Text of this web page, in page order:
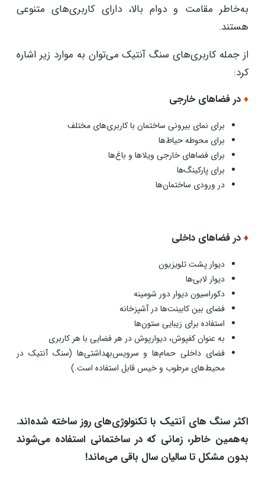
به‌خاطر مقامت و دوام بالا، دارای کاربری‌های متنوعی
هستند.
از جمله کاربری‌های سنگ آنتیک می‌توان به‌ موارد زیر اشاره
کرد:
در فضاهای خارجی
برای نمای بیرونی ساختمان با کاربری‌های مختلف
برای محوطه حیاط‌ها
برای فضاهای خارجی ویلاها و باغ‌ها
برای پارکینگ‌ها
در ورودی ساختمان‌ها
♦در فضاهای داخلی
دیوار پشت تلویزیون
دیوار لابی‌ها
دکوراسیون دیوار دور شومینه‌
فضای بین کابینت‌ها در آشپزخانه
استفاده برای زیبایی ستون‌ها
به عنوان کفپوش، دیوارپوش در هر فضایی با هر کاربری
فضای داخلی حمام‌ها و سرویس‌بهداشتی‌ها (سنگ آنتیک در
محیط‌های مرطوب و خیس قابل استفاده است.)
اکثر سنگ‌ های آنتیک با تکنولوژی‌های روز ساخته شده‌اند.
به‌همین خاطر، زمانی که در ساختمانی استفاده می‌شوند
بدون مشکل تا سالیان سال باقی می‌ماند!